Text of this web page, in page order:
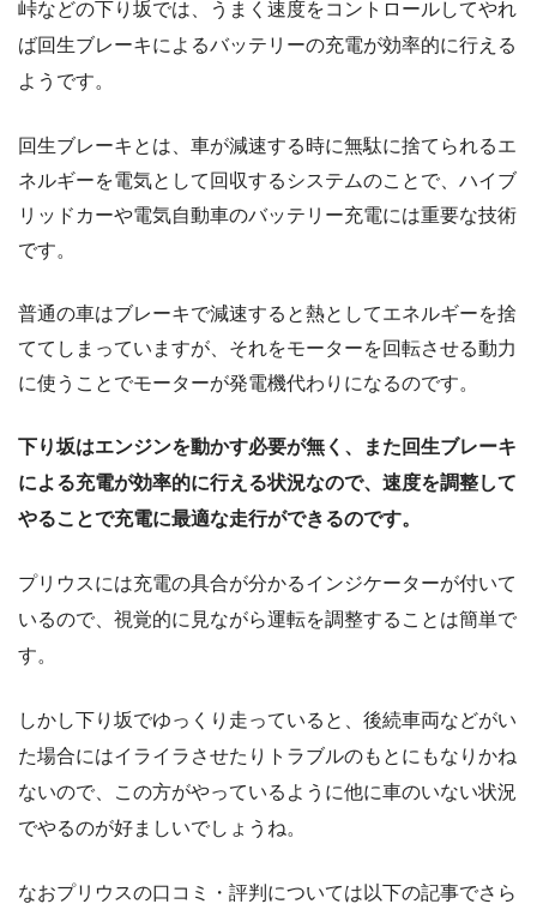
峠などの下り坂では、うまく速度をコントロールしてやれ
ば回生ブレーキによるバッテリーの充電が効率的に行える
ようです。
回生ブレーキとは、車が減速する時に無駄に捨てられるエ
ネルギーを電気として回収するシステムのことで、ハイブ
リッドカーや電気自動車のバッテリー充電には重要な技術
です。
普通の車はブレーキで減速すると熱としてエネルギーを捨
ててしまっていますが、それをモーターを回転させる動力
に使うことでモーターが発電機代わりになるのです。
下り坂はエンジンを動かす必要が無く、また回生ブレーキ
による充電が効率的に行える状況なので、速度を調整して
やることで充電に最適な走行ができるのです。
プリウスには充電の具合が分かるインジケーターが付いて
いるので、視覚的に見ながら運転を調整することは簡単で
す。
しかし下り坂でゆっくり走っていると、後続車両などがい
た場合にはイライラさせたりトラブルのもとにもなりかね
ないので、この方がやっているように他に車のいない状況
でやるのが好ましいでしょうね。
なおプリウスの口コミ・評判については以下の記事でさら